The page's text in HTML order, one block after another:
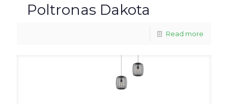
Poltronas Dakota
Read more